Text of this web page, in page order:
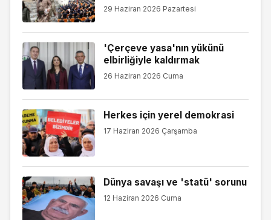
29 Haziran 2026 Pazartesi
'Çerçeve yasa'nın yükünü
elbirliğiyle kaldırmak
26 Haziran 2026 Cuma
Herkes için yerel demokrasi
17 Haziran 2026 Çarşamba
Dünya savaşı ve 'statü' sorunu
12 Haziran 2026 Cuma